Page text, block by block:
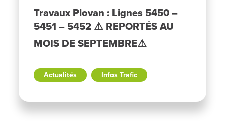
Travaux Plovan : Lignes 5450 –
5451 – 5452 ⚠️ REPORTÉS AU
MOIS DE SEPTEMBRE⚠️
Actualités Infos Trafic